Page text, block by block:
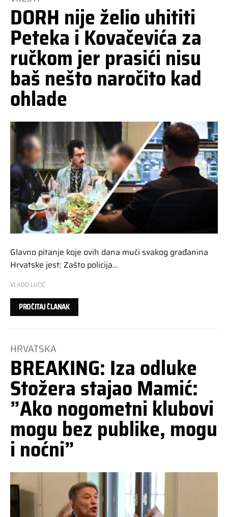
DORH nije želio uhititi
Peteka i Kovačevića za
ručkom jer prasići nisu
baš nešto naročito kad
ohlade
Glavno pitanje koje ovih dana muči svakog građanina
Hrvatske jest: Zašto policija…
VLADO LUCIĆ
PROČITAJ ČLANAK
HRVATSKA
BREAKING: Iza odluke
Stožera stajao Mamić:
”Ako nogometni klubovi
mogu bez publike, mogu
i noćni”